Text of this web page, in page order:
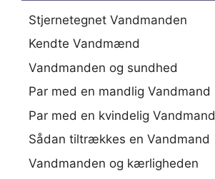
Stjernetegnet Vandmanden
Kendte Vandmænd
Vandmanden og sundhed
Par med en mandlig Vandmand
Par med en kvindelig Vandmand
Sådan tiltrækkes en Vandmand
Vandmanden og kærligheden